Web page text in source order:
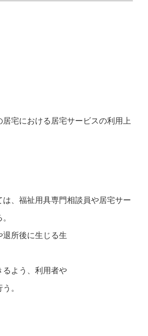
宅における居宅サービスの利用上
、福祉用具専門相談員や居宅サー
所後に生じる生
よう、利用者や
。